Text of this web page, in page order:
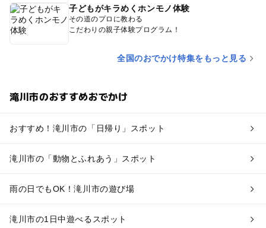
子どもがキラめくホンモノ体験
その道のプロに教わる
こだわりの親子体験プログラム！
全国のおでかけ特集をもっと見る
滝川市のおすすめおでかけ
おすすめ！滝川市の「日帰り」スポット
滝川市の「動物とふれあう」スポット
雨の日でもOK！滝川市の遊び場
滝川市の1日中遊べるスポット